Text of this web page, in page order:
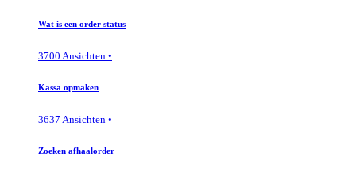
Wat is een order status
3700 Ansichten •
Kassa opmaken
3637 Ansichten •
Zoeken afhaalorder